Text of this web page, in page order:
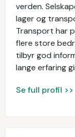
verden.
lager og
Transport har
flere store
tilbyr god
lange erfaring
Se full profil >>